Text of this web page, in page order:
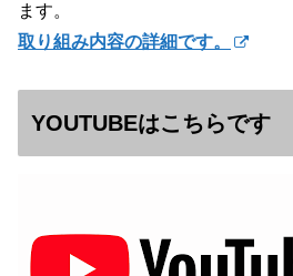
ます。
取り組み内容の詳細です。
YOUTUBEはこちらです